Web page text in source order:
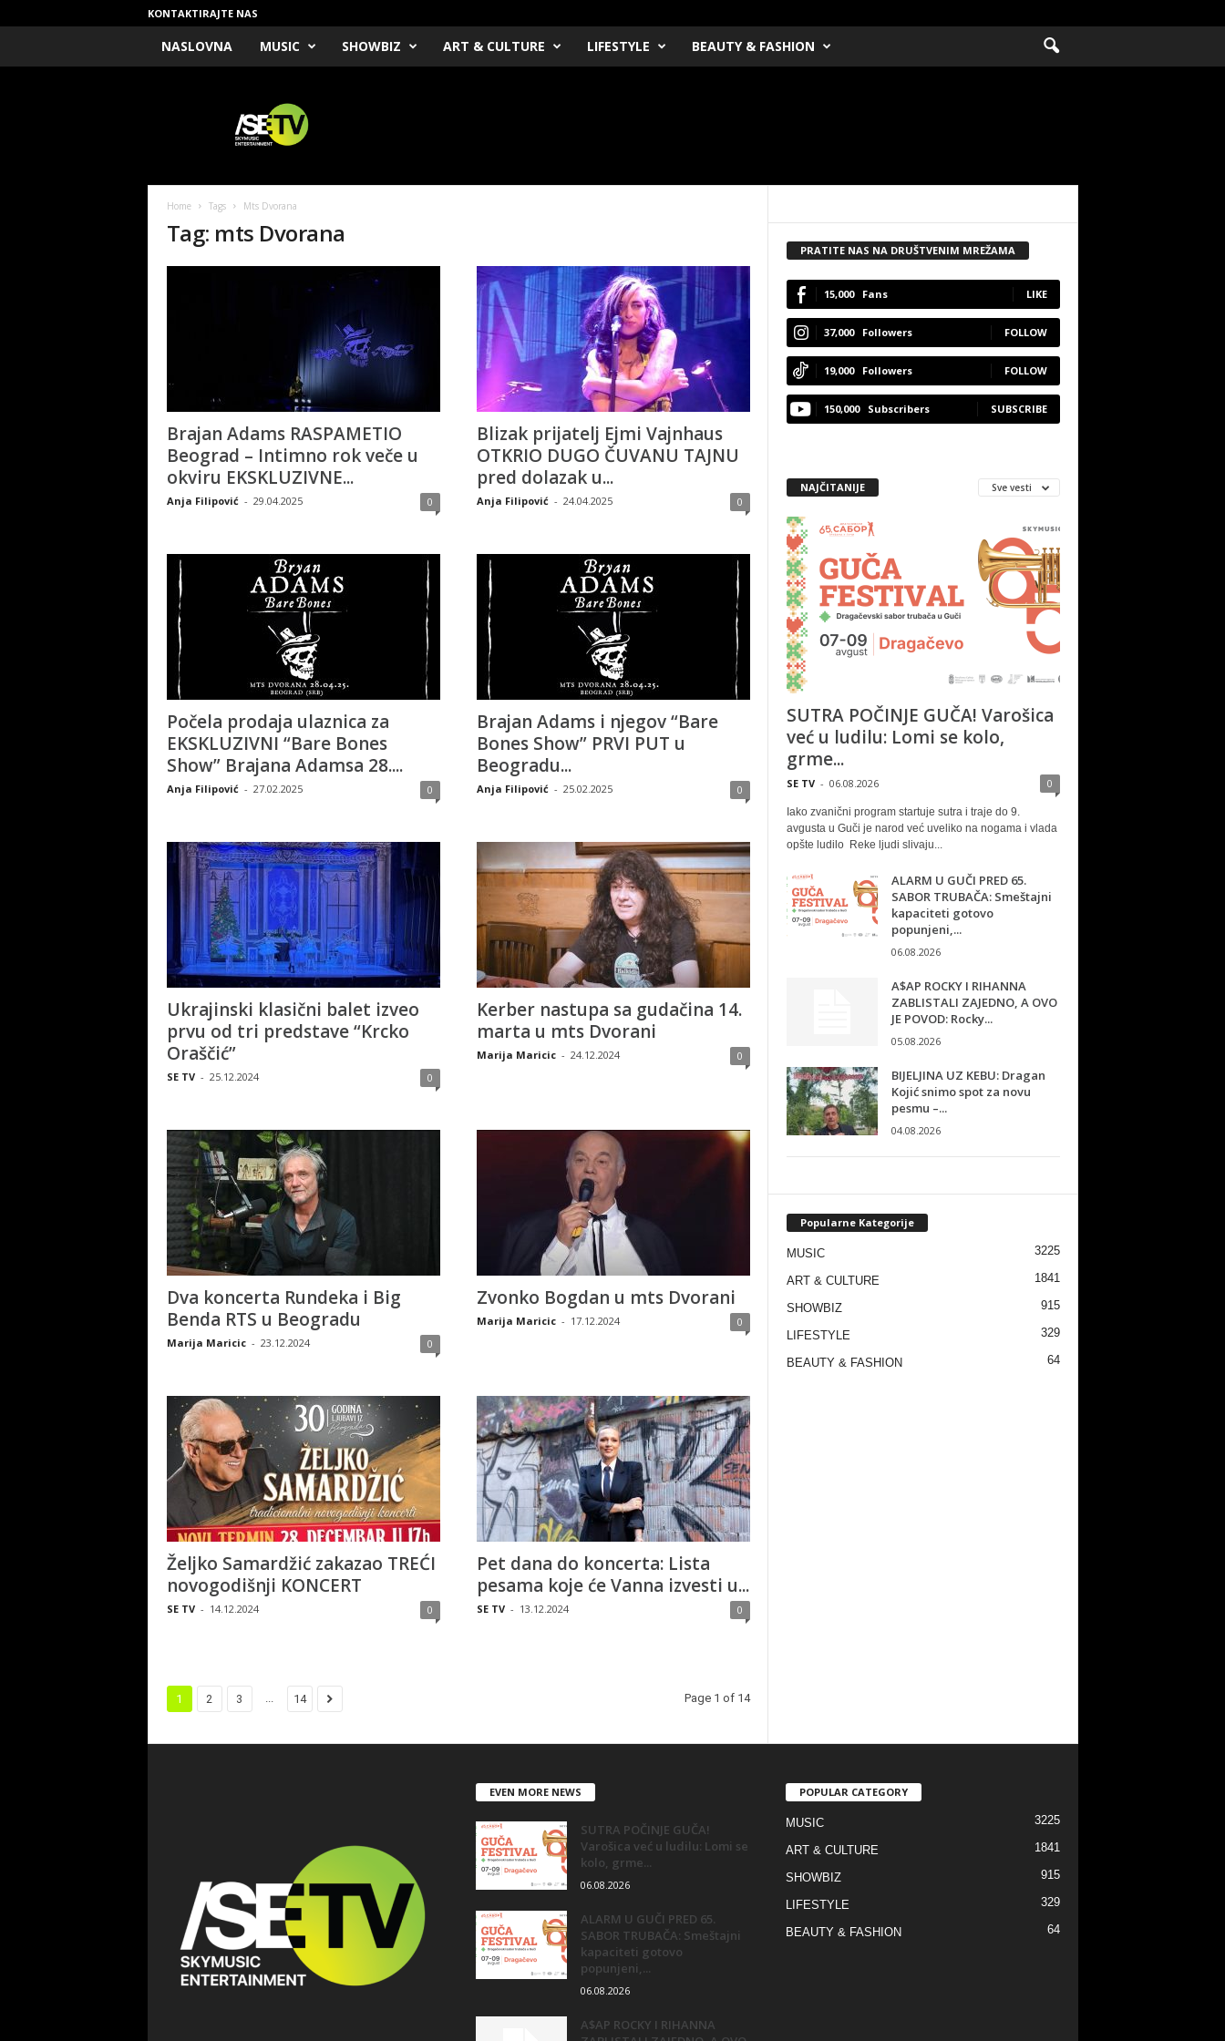
KONTAKTIRAJTE NAS
NASLOVNA MUSIC SHOWBIZ ART & CULTURE LIFESTYLE BEAUTY & FASHION
Home Tags Mts Dvorana
Tag: mts Dvorana
Brajan Adams RASPAMETIO
Beograd – Intimno rok veče u
okviru EKSKLUZIVNE...
Anja Filipović - 29.04.2025 0
Blizak prijatelj Ejmi Vajnhaus
OTKRIO DUGO ČUVANU TAJNU
pred dolazak u...
Anja Filipović - 24.04.2025 0
Počela prodaja ulaznica za
EKSKLUZIVNI “Bare Bones
Show” Brajana Adamsa 28....
Anja Filipović - 27.02.2025 0
Brajan Adams i njegov “Bare
Bones Show” PRVI PUT u
Beogradu...
Anja Filipović - 25.02.2025 0
Ukrajinski klasični balet izveo
prvu od tri predstave “Krcko
Oraščić”
SE TV - 25.12.2024 0
Kerber nastupa sa gudačina 14.
marta u mts Dvorani
Marija Maricic - 24.12.2024 0
Dva koncerta Rundeka i Big
Benda RTS u Beogradu
Marija Maricic - 23.12.2024 0
Zvonko Bogdan u mts Dvorani
Marija Maricic - 17.12.2024 0
Željko Samardžić zakazao TREĆI
novogodišnji KONCERT
SE TV - 14.12.2024 0
Pet dana do koncerta: Lista
pesama koje će Vanna izvesti u...
SE TV - 13.12.2024 0
1 2 3 ... 14 Page 1 of 14
PRATITE NAS NA DRUŠTVENIM MREŽAMA
15,000 Fans LIKE
37,000 Followers FOLLOW
19,000 Followers FOLLOW
150,000 Subscribers SUBSCRIBE
NAJČITANIJE Sve vesti
SUTRA POČINJE GUČA! Varošica
već u ludilu: Lomi se kolo,
grme...
SE TV - 06.08.2026 0
Iako zvanični program startuje sutra i traje do 9.
avgusta u Guči je narod već uveliko na nogama i vlada
opšte ludilo Reke ljudi slivaju...
ALARM U GUČI PRED 65.
SABOR TRUBAČA: Smeštajni
kapaciteti gotovo
popunjeni,...
06.08.2026
A$AP ROCKY I RIHANNA
ZABLISTALI ZAJEDNO, A OVO
JE POVOD: Rocky...
05.08.2026
BIJELJINA UZ KEBU: Dragan
Kojić snimo spot za novu
pesmu –...
04.08.2026
Popularne Kategorije
MUSIC 3225
ART & CULTURE 1841
SHOWBIZ 915
LIFESTYLE 329
BEAUTY & FASHION 64
EVEN MORE NEWS
SUTRA POČINJE GUČA!
Varošica već u ludilu: Lomi se
kolo, grme...
06.08.2026
ALARM U GUČI PRED 65.
SABOR TRUBAČA: Smeštajni
kapaciteti gotovo
popunjeni,...
06.08.2026
A$AP ROCKY I RIHANNA
POPULAR CATEGORY
MUSIC 3225
ART & CULTURE 1841
SHOWBIZ 915
LIFESTYLE 329
BEAUTY & FASHION 64